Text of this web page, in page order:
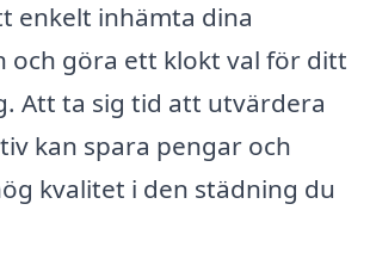
enkelt inhämta dina
och göra ett klokt val för ditt
Att ta sig tid att utvärdera
kan spara pengar och
kvalitet i den städning du